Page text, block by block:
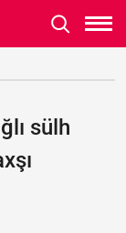
sülh